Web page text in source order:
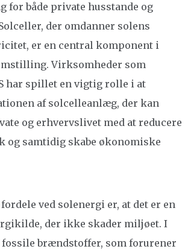
for både private husstande og
der omdanner solens
er en central komponent i
Virksomheder som
har spillet en vigtig rolle i at
af solcelleanlæg, der kan
og erhvervslivet med at reducere
og samtidig skabe økonomiske
ved solenergi er, at det er en
der ikke skader miljøet. I
brændstoffer, som forurener